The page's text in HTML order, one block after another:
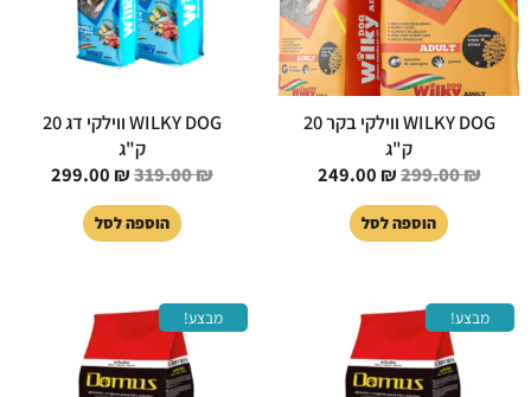
WILKY DOG ווילקי בקר 20
ק"ג
299.00₪
249.00 ₪
הוספה לסל
WILKY DOG ווילקי דג 20
ק"ג
319.00₪
299.00 ₪
הוספה לסל
מבצע!
המחיר
המקורי
היה:
279.00 ₪.
מבצע!
המחיר
המקורי
היה:
149.00 ₪.